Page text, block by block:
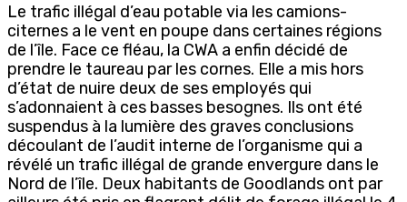
Le trafic illégal d’eau potable via les camions-
citernes a le vent en poupe dans certaines régions
de l’île. Face ce fléau, la CWA a enfin décidé de
prendre le taureau par les cornes. Elle a mis hors
d’état de nuire deux de ses employés qui
s’adonnaient à ces basses besognes. Ils ont été
suspendus à la lumière des graves conclusions
découlant de l’audit interne de l’organisme qui a
révélé un trafic illégal de grande envergure dans le
Nord de l’île. Deux habitants de Goodlands ont par